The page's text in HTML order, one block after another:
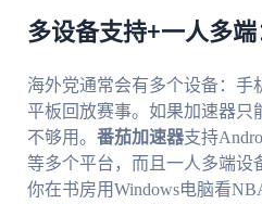
多设备支持+一人多
海外党通常会有多个设备：手
平板回放赛事。如果加速器只
不够用。 番茄加速器支持
等多个平台，而且一人多端
你在书房用Windows电脑看